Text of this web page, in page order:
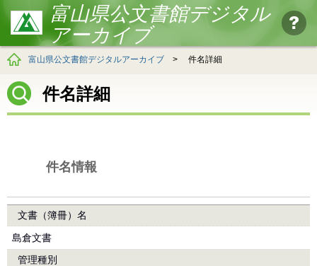
富山県公文書館デジタル
アーカイブ
富山県公文書館デジタルアーカイブ > 件名詳細
件名詳細
件名情報
文書（簿冊）名
島倉文書
管理種別